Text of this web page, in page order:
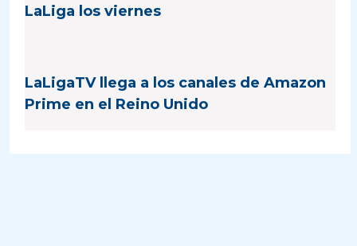
LaLiga los viernes
LaLigaTV llega a los canales de Amazon
Prime en el Reino Unido